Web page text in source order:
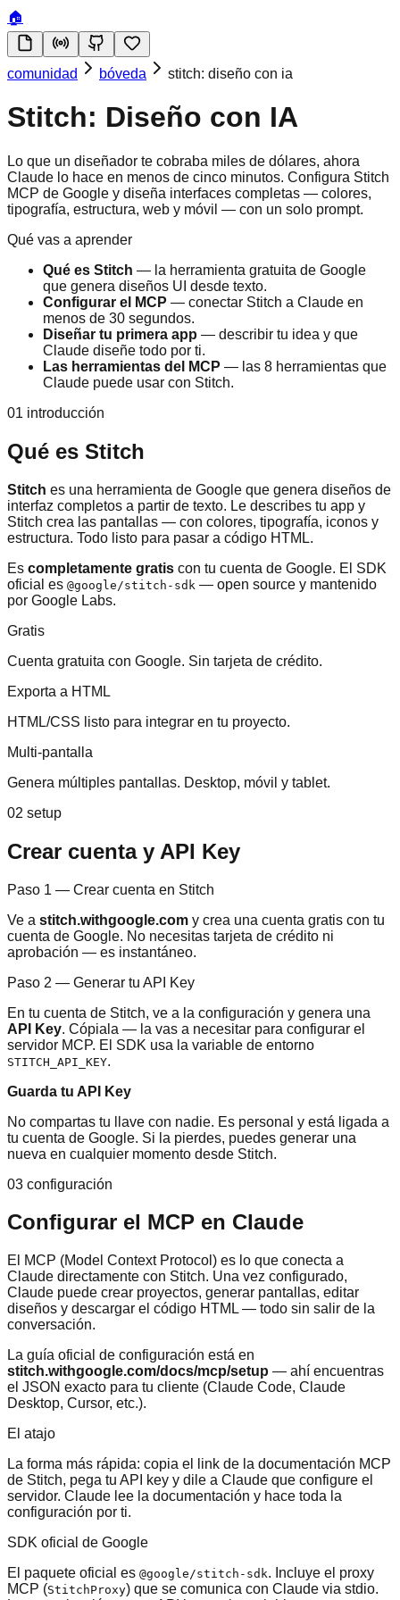
🏠
comunidad bóveda stitch: diseño con ia
Stitch: Diseño con IA
Lo que un diseñador te cobraba miles de dólares, ahora
Claude lo hace en menos de cinco minutos. Configura Stitch
MCP de Google y diseña interfaces completas — colores,
tipografía, estructura, web y móvil — con un solo prompt.
Qué vas a aprender
Qué es Stitch — la herramienta gratuita de Google
que genera diseños UI desde texto.
Configurar el MCP — conectar Stitch a Claude en
menos de 30 segundos.
Diseñar tu primera app — describir tu idea y que
Claude diseñe todo por ti.
Las herramientas del MCP — las 8 herramientas que
Claude puede usar con Stitch.
01 introducción
Qué es Stitch
Stitch es una herramienta de Google que genera diseños de
interfaz completos a partir de texto. Le describes tu app y
Stitch crea las pantallas — con colores, tipografía, iconos y
estructura. Todo listo para pasar a código HTML.
Es completamente gratis con tu cuenta de Google. El SDK
oficial es @google/stitch-sdk — open source y mantenido
por Google Labs.
Gratis
Cuenta gratuita con Google. Sin tarjeta de crédito.
Exporta a HTML
HTML/CSS listo para integrar en tu proyecto.
Multi-pantalla
Genera múltiples pantallas. Desktop, móvil y tablet.
02 setup
Crear cuenta y API Key
Paso 1 — Crear cuenta en Stitch
Ve a stitch.withgoogle.com y crea una cuenta gratis con tu
cuenta de Google. No necesitas tarjeta de crédito ni
aprobación — es instantáneo.
Paso 2 — Generar tu API Key
En tu cuenta de Stitch, ve a la configuración y genera una
API Key. Cópiala — la vas a necesitar para configurar el
servidor MCP. El SDK usa la variable de entorno
STITCH_API_KEY.
Guarda tu API Key
No compartas tu llave con nadie. Es personal y está ligada a
tu cuenta de Google. Si la pierdes, puedes generar una
nueva en cualquier momento desde Stitch.
03 configuración
Configurar el MCP en Claude
El MCP (Model Context Protocol) es lo que conecta a
Claude directamente con Stitch. Una vez configurado,
Claude puede crear proyectos, generar pantallas, editar
diseños y descargar el código HTML — todo sin salir de la
conversación.
La guía oficial de configuración está en
stitch.withgoogle.com/docs/mcp/setup — ahí encuentras
el JSON exacto para tu cliente (Claude Code, Claude
Desktop, Cursor, etc.).
El atajo
La forma más rápida: copia el link de la documentación MCP
de Stitch, pega tu API key y dile a Claude que configure el
servidor. Claude lee la documentación y hace toda la
configuración por ti.
SDK oficial de Google
El paquete oficial es @google/stitch-sdk. Incluye el proxy
MCP (StitchProxy) que se comunica con Claude via stdio.